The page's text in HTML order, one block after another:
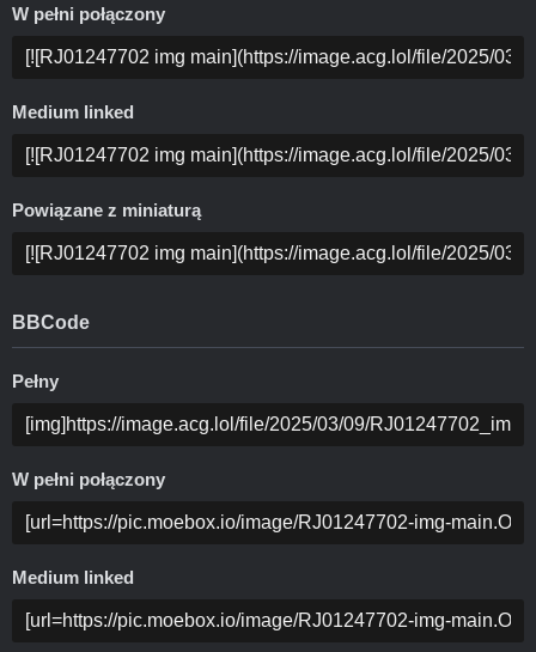
W pełni połączony
Medium linked
Powiązane z miniaturą
BBCode
Pełny
W pełni połączony
Medium linked